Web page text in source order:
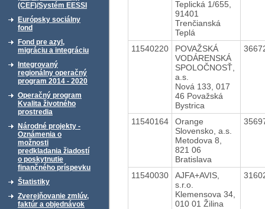
(CEF)/Systém EESSI
Európsky sociálny
fond
Fond pre azyl,
migráciu a integráciu
Integrovaný
regionálny operačný
program 2014 - 2020
Operačný program
Kvalita životného
prostredia
Národné projekty -
Oznámenia o
možnosti
predkladania žiadostí
o poskytnutie
finančného príspevku
Štatistiky
Zverejňovanie zmlúv,
faktúr a objednávok
Teplická 1/655,
91401
Trenčianská
Teplá
11540220
POVAŽSKÁ
VODÁRENSKÁ
SPOLOČNOSŤ,
a.s.
Nová 133, 017
46 Považská
Bystrica
11540164
Orange
Slovensko, a.s.
Metodova 8,
821 06
Bratislava
11540030
AJFA+AVIS,
s.r.o.
Klemensova 34,
010 01 Žilina